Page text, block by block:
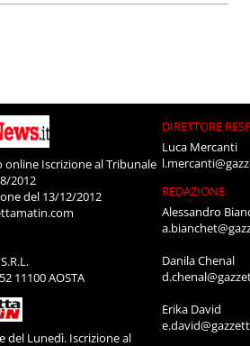
Iscrizione al Tribunale
2012
del 13/12/2012
11100 AOSTA
del Lunedì. Iscrizione al
DIRETTORE
Luca Mercanti
REDAZIONE
Alessandro
Danila Chenal
Erika David